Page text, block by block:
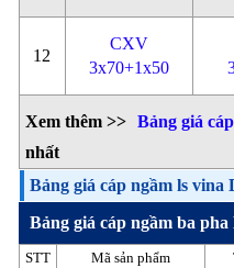
12
CXV
3x70+1x50
Xem thêm >> Bảng giá
nhất
Bảng giá cáp ngầm ls vina
Bảng giá cáp ngầm ba
STT Mã sản phẩm